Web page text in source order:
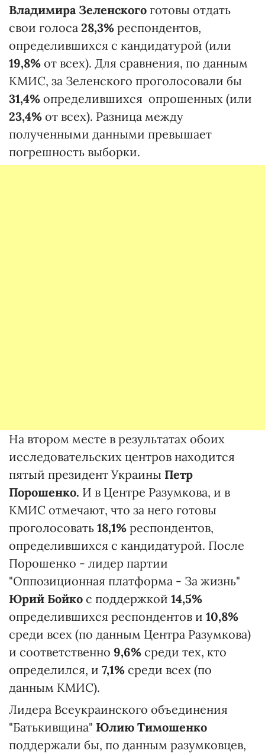
Владимира Зеленского готовы отдать
свои голоса 28,3% респондентов,
определившихся с кандидатурой (или
19,8% от всех). Для сравнения, по данным
КМИС, за Зеленского проголосовали бы
31,4% определившихся опрошенных (или
23,4% от всех). Разница между
полученными данными превышает
погрешность выборки.
На втором месте в результатах обоих
исследовательских центров находится
пятый президент Украины Петр
Порошенко. И в Центре Разумкова, и в
КМИС отмечают, что за него готовы
проголосовать 18,1% респондентов,
определившихся с кандидатурой. После
Порошенко - лидер партии
"Оппозиционная платформа - За жизнь"
Юрий Бойко с поддержкой 14,5%
определившихся респондентов и 10,8%
среди всех (по данным Центра Разумкова)
и соответственно 9,6% среди тех, кто
определился, и 7,1% среди всех (по
данным КМИС).
Лидера Всеукраинского объединения
"Батькивщина" Юлию Тимошенко
поддержали бы, по данным разумковцев,